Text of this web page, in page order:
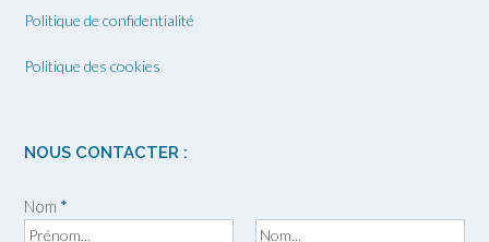
Politique de confidentialité
Politique des cookies
NOUS CONTACTER :
Nom *